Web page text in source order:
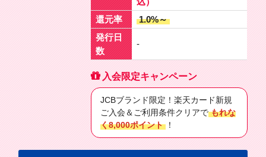
還元率
1.0%～
発行日
数
-
入会限定キャンペーン
JCBブランド限定！楽天カード新規
ご入会＆ご利用条件クリアで もれな
く8,000ポイント ！